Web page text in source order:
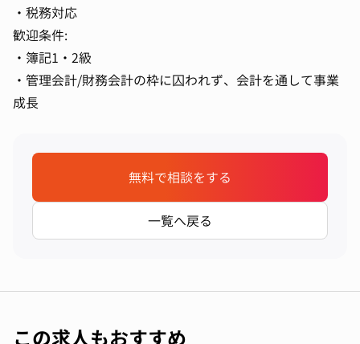
・税務対応
歓迎条件:
・簿記1・2級
・管理会計/財務会計の枠に囚われず、会計を通して事業
成長
無料で相談をする
一覧へ戻る
この求人もおすすめ